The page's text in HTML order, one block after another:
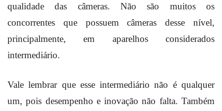
qualidade das câmeras. Não são muitos os
concorrentes que possuem câmeras desse nível,
principalmente, em aparelhos considerados
intermediário.
Vale lembrar que esse intermediário não é qualquer
um, pois desempenho e inovação não falta. Também